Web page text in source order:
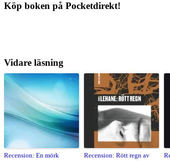
Köp boken på Pocketdirekt!
Vidare läsning
Recension: En mörk
Recension: Rött regn av